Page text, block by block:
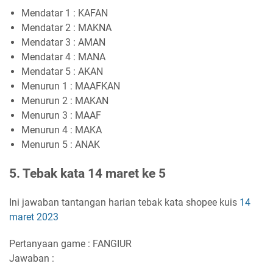
Mendatar 1 : KAFAN
Mendatar 2 : MAKNA
Mendatar 3 : AMAN
Mendatar 4 : MANA
Mendatar 5 : AKAN
Menurun 1 : MAAFKAN
Menurun 2 : MAKAN
Menurun 3 : MAAF
Menurun 4 : MAKA
Menurun 5 : ANAK
5. Tebak kata 14 maret ke 5
Ini jawaban tantangan harian tebak kata shopee kuis 14
maret 2023
Pertanyaan game : FANGIUR
Jawaban :